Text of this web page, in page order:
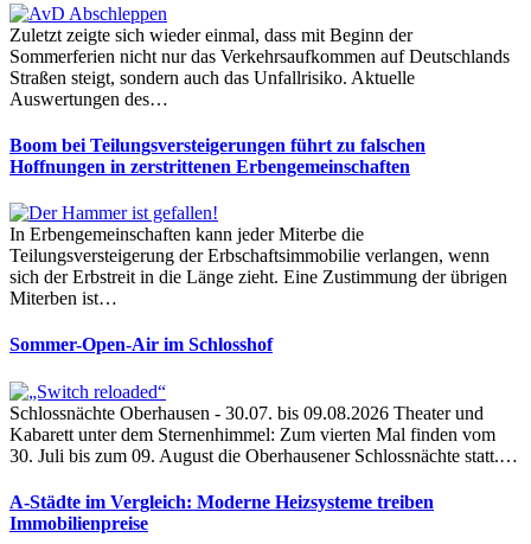
Zuletzt zeigte sich wieder einmal, dass mit Beginn der
Sommerferien nicht nur das Verkehrsaufkommen auf Deutschlands
Straßen steigt, sondern auch das Unfallrisiko. Aktuelle
Auswertungen des…
Boom bei Teilungsversteigerungen führt zu falschen
Hoffnungen in zerstrittenen Erbengemeinschaften
In Erbengemeinschaften kann jeder Miterbe die
Teilungsversteigerung der Erbschaftsimmobilie verlangen, wenn
sich der Erbstreit in die Länge zieht. Eine Zustimmung der übrigen
Miterben ist…
Sommer-Open-Air im Schlosshof
Schlossnächte Oberhausen - 30.07. bis 09.08.2026 Theater und
Kabarett unter dem Sternenhimmel: Zum vierten Mal finden vom
30. Juli bis zum 09. August die Oberhausener Schlossnächte statt.…
A-Städte im Vergleich: Moderne Heizsysteme treiben
Immobilienpreise